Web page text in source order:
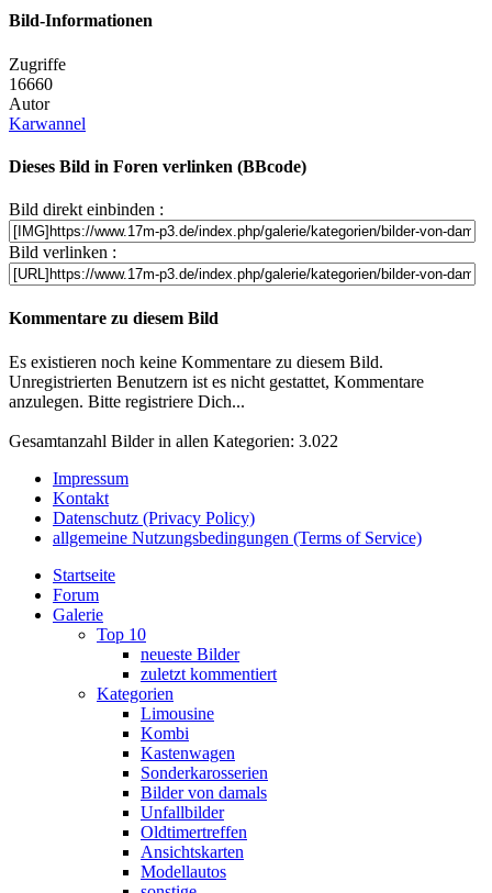
Bild-Informationen
Zugriffe
16660
Autor
Karwannel
Dieses Bild in Foren verlinken (BBcode)
Bild direkt einbinden :
Bild verlinken :
Kommentare zu diesem Bild
Es existieren noch keine Kommentare zu diesem Bild.
Unregistrierten Benutzern ist es nicht gestattet, Kommentare
anzulegen. Bitte registriere Dich...
Gesamtanzahl Bilder in allen Kategorien: 3.022
Impressum
Kontakt
Datenschutz (Privacy Policy)
allgemeine Nutzungsbedingungen (Terms of Service)
Startseite
Forum
Galerie
Top 10
neueste Bilder
zuletzt kommentiert
Kategorien
Limousine
Kombi
Kastenwagen
Sonderkarosserien
Bilder von damals
Unfallbilder
Oldtimertreffen
Ansichtskarten
Modellautos